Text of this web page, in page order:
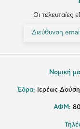
Οι τελευταίες
Νομική
Έδρα: Ιερέως
ΑΦΜ: